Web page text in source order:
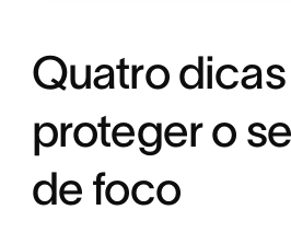
Quatro
proteger o
de foco